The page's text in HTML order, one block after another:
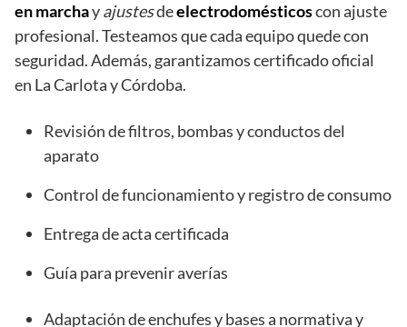
en marchayajustesdeelectrodomésticoscon ajuste
profesional. Testeamos que cada equipo quede con
seguridad. Además, garantizamos certificado oficial
en La Carlota y Córdoba.
Revisión de filtros, bombas y conductos del
aparato
Control de funcionamiento y registro de consumo
Entrega de acta certificada
Guía para prevenir averías
Adaptación de enchufes y bases a normativa y